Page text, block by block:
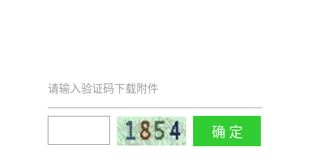
请输入验证码下载附件